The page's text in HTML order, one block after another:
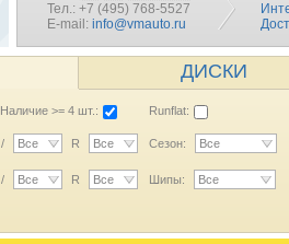
Тел.: +7 (495) 768-5527
E-mail: info@vmauto.ru
ДИСКИ
Наличие >= 4 шт.: Runflat:
/ Все R Все Сезон: Все
/ Все R Все Шипы: Все